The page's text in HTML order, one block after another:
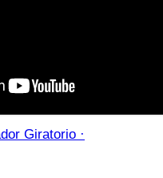
Giratorio ·